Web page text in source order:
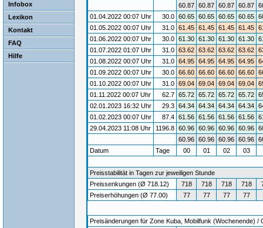
Infobox
Lexikon
Kontakt
FAQ
Hilfe
60.87 60.87 60.87 60.87
01.04.2022 00:07 Uhr
30.0 60.65 60.65 60.65 60.65
01.05.2022 00:07 Uhr
31.0 61.45 61.45 61.45 61.45
01.06.2022 00:07 Uhr
30.0 61.30 61.30 61.30 61.30
01.07.2022 01:07 Uhr
31.0 63.62 63.62 63.62 63.62
01.08.2022 00:07 Uhr
31.0 64.95 64.95 64.95 64.95
01.09.2022 00:07 Uhr
30.0 66.60 66.60 66.60 66.60
01.10.2022 00:07 Uhr
31.0 69.04 69.04 69.04 69.04
01.11.2022 00:07 Uhr
62.7 65.72 65.72 65.72 65.72
02.01.2023 16:32 Uhr
29.3 64.34 64.34 64.34 64.34
01.02.2023 00:07 Uhr
87.4 61.56 61.56 61.56 61.56
29.04.2023 11:08 Uhr
1196.8 60.96 60.96 60.96 60.96
60.96 60.96 60.96 60.96
Datum
Tage 00 01 02 03
Preisstabilität in Tagen zur jeweiligen Stunde
Preissenkungen (Ø 718.12)
718 718 718 718
Preiserhöhungen (Ø 77.00)
77 77 77 77
Preisänderungen für Zone Kuba, Mobilfunk (Wochenende) /